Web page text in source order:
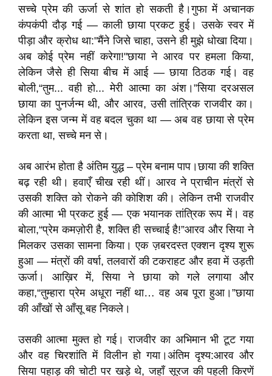
सच्चे प्रेम की ऊर्जा से शांत हो सकती है।गुफा में अचानक
कंपकंपी दौड़ गई — काली छाया प्रकट हुई। उसके स्वर में
पीड़ा और क्रोध था:"मैंने जिसे चाहा, उसने ही मुझे धोखा दिया।
अब कोई प्रेम नहीं करेगा!"छाया ने आरव पर हमला किया,
लेकिन जैसे ही सिया बीच में आई — छाया ठिठक गई। वह
बोली,“तुम... वही हो... मेरी आत्मा का अंश।”सिया दरअसल
छाया का पुनर्जन्म थी, और आरव, उसी तांत्रिक राजवीर का।
लेकिन इस जन्म में वह बदल चुका था — अब वह छाया से प्रेम
करता था, सच्चे मन से।
अब आरंभ होता है अंतिम युद्ध – प्रेम बनाम पाप।छाया की शक्ति
बढ़ रही थी। हवाएँ चीख रही थीं। आरव ने प्राचीन मंत्रों से
उसकी शक्ति को रोकने की कोशिश की। लेकिन तभी राजवीर
की आत्मा भी प्रकट हुई — एक भयानक तांत्रिक रूप में। वह
बोला,“प्रेम कमज़ोरी है, शक्ति ही सच्चाई है!”आरव और सिया ने
मिलकर उसका सामना किया। एक ज़बरदस्त एक्शन दृश्य शुरू
हुआ — मंत्रों की वर्षा, तलवारों की टकराहट और हवा में उड़ती
ऊर्जा। आख़िर में, सिया ने छाया को गले लगाया और
कहा,“तुम्हारा प्रेम अधूरा नहीं था… वह अब पूरा हुआ।”छाया
की आँखों से आँसू बह निकले।
उसकी आत्मा मुक्त हो गई। राजवीर का अभिमान भी टूट गया
और वह चिरशांति में विलीन हो गया।अंतिम दृश्य:आरव और
सिया पहाड़ की चोटी पर खड़े थे, जहाँ सूरज की पहली किरणें